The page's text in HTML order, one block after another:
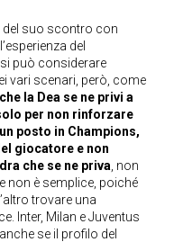
del suo scontro con
del
può considerare
vari scenari, però, come
la Dea se ne privi a
per non rinforzare
posto in Champions,
giocatore e non
che se ne priva , non
non è semplice, poiché
trovare una
Inter, Milan e Juventus
se il profilo del